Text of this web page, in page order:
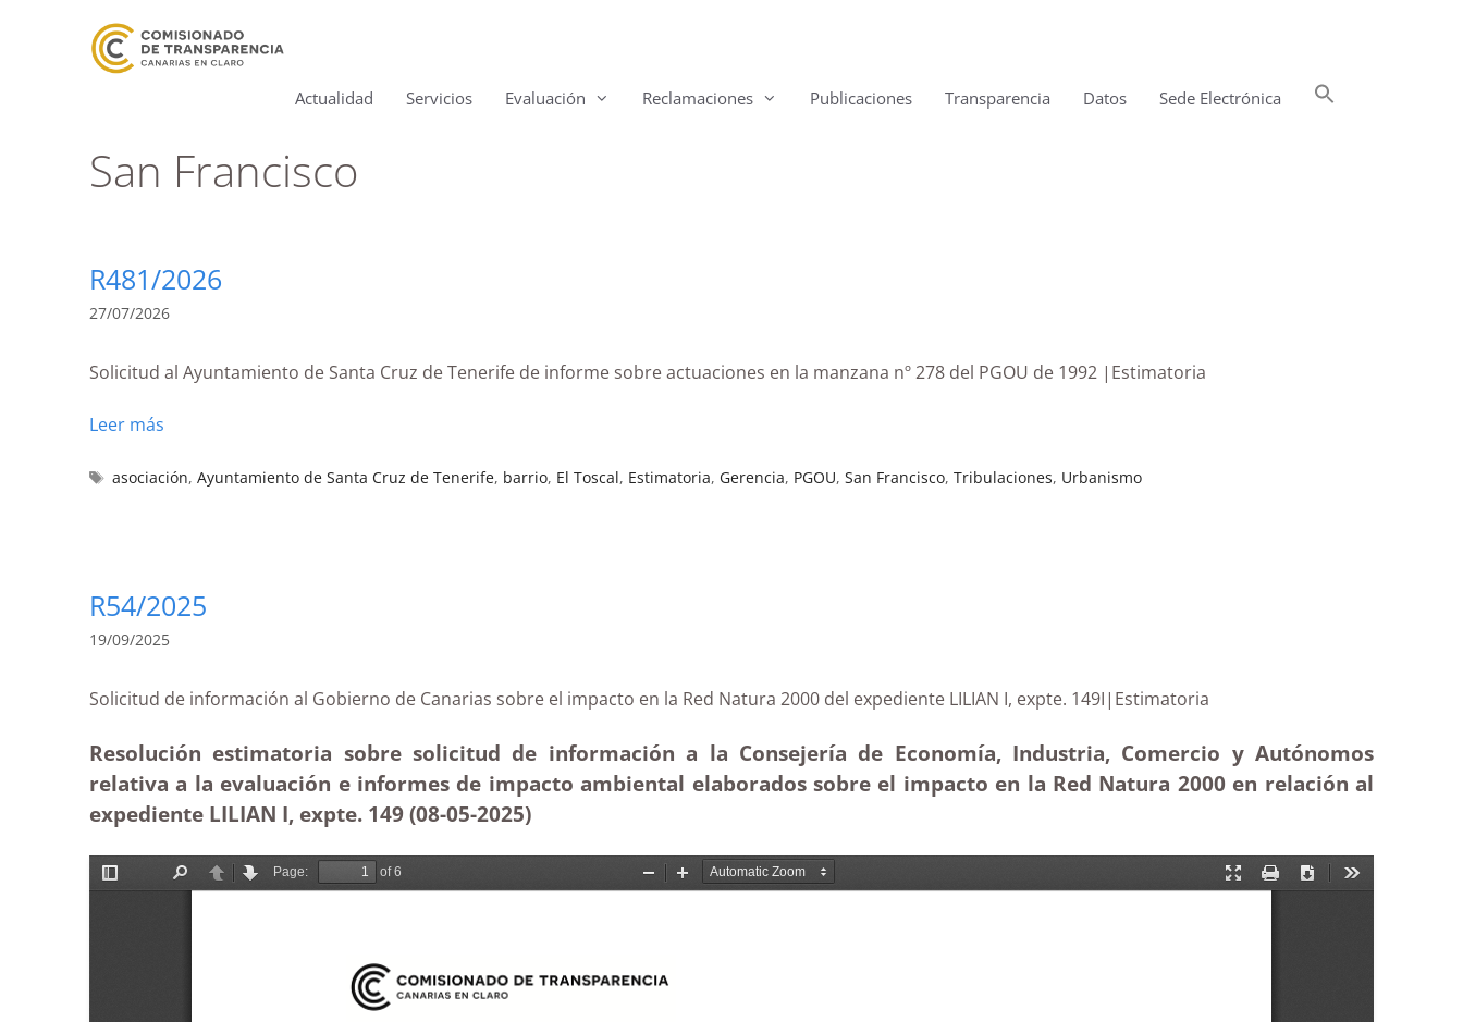
Actualidad Servicios Evaluación Reclamaciones Publicaciones Transparencia Datos Sede Electrónica
San Francisco
R481/2026
27/07/2026
Solicitud al Ayuntamiento de Santa Cruz de Tenerife de informe sobre actuaciones en la manzana nº 278 del PGOU de 1992 |Estimatoria
Leer más
asociación,Ayuntamiento de Santa Cruz de Tenerife, barrio, El Toscal, Estimatoria, Gerencia, PGOU,San Francisco,Tribulaciones, Urbanismo
R54/2025
19/09/2025
Solicitud de información al Gobierno de Canarias sobre el impacto en la Red Natura 2000 del expediente LILIAN I, expte. 149I|Estimatoria
Resolución estimatoria sobre solicitud de información a la Consejería de Economía, Industria, Comercio y Autónomos
relativa a la evaluación e informes de impacto ambiental elaborados sobre el impacto en la Red Natura 2000 en relación al
expediente LILIAN I, expte. 149 (08-05-2025)